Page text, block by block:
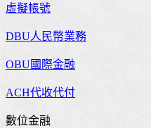
虛擬帳號
DBU人民幣業務
OBU國際金融
ACH代收代付
數位金融